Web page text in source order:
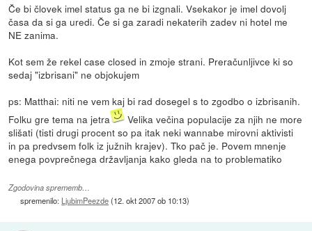
Če bi človek imel status ga ne bi izgnali. Vsekakor je imel dovolj
časa da si ga uredi. Če si ga zaradi nekaterih zadev ni hotel me
NE zanima.
Kot sem že rekel case closed in zmoje strani. Preračunljivce ki so
sedaj "izbrisani" ne objokujem
ps: Matthai: niti ne vem kaj bi rad dosegel s to zgodbo o izbrisanih.
Folku gre tema na jetra
Velika večina populacije za njih ne more
slišati (tisti drugi procent so pa itak neki wannabe mirovni aktivisti
in pa predvsem folk iz južnih krajev). Tko pač je. Povem mnenje
enega povprečnega državljanja kako gleda na to problematiko
Zgodovina sprememb…
spremenilo: LjubimPeezde(12. okt 2007 ob 10:13)